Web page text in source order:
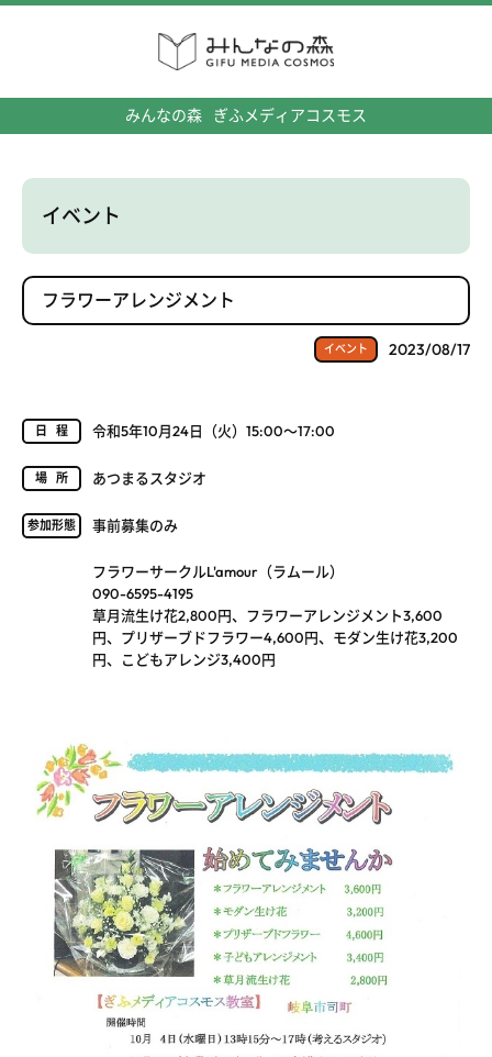
みんなの森 ぎふメディアコスモス
イベント
フラワーアレンジメント
イベント 2023/08/17
日程 令和5年10月24日（火）15:00～17:00
場所 あつまるスタジオ
参加形態 事前募集のみ
フラワーサークルL'amour（ラムール）
090-6595-4195
草月流生け花2,800円、フラワーアレンジメント3,600
円、プリザーブドフラワー4,600円、モダン生け花3,200
円、こどもアレンジ3,400円